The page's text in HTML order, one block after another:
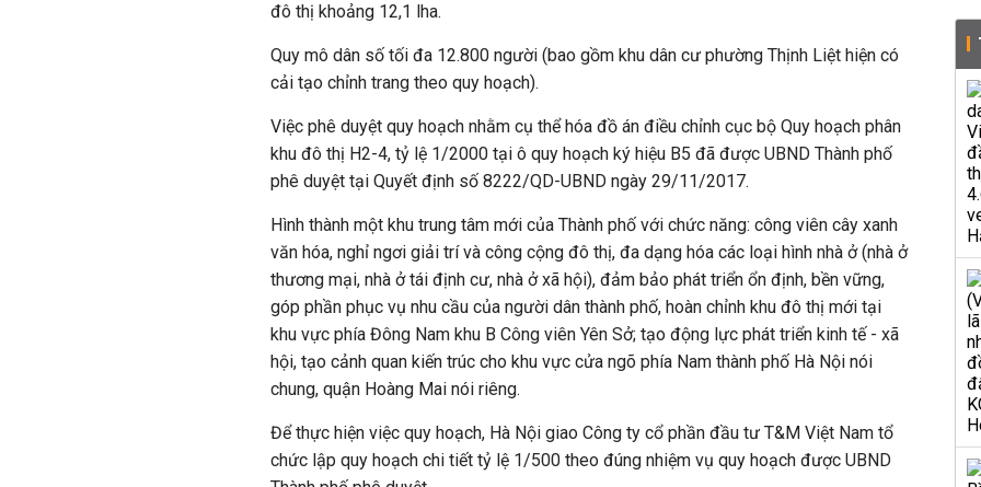
đô thị khoảng 12,1 lha.
Quy mô dân số tối đa 12.800 người (bao gồm khu dân cư phường Thịnh Liệt hiện có
cải tạo chỉnh trang theo quy hoạch).
Việc phê duyệt quy hoạch nhằm cụ thể hóa đồ án điều chỉnh cục bộ Quy hoạch phân
khu đô thị H2-4, tỷ lệ 1/2000 tại ô quy hoạch ký hiệu B5 đã được UBND Thành phố
phê duyệt tại Quyết định số 8222/QD-UBND ngày 29/11/2017.
Hình thành một khu trung tâm mới của Thành phố với chức năng: công viên cây xanh
văn hóa, nghỉ ngơi giải trí và công cộng đô thị, đa dạng hóa các loại hình nhà ở (nhà ở
thương mại, nhà ở tái định cư, nhà ở xã hội), đảm bảo phát triển ổn định, bền vững,
góp phần phục vụ nhu cầu của người dân thành phố, hoàn chỉnh khu đô thị mới tại
khu vực phía Đông Nam khu B Công viên Yên Sở; tạo động lực phát triển kinh tế - xã
hội, tạo cảnh quan kiến trúc cho khu vực cửa ngõ phía Nam thành phố Hà Nội nói
chung, quận Hoàng Mai nói riêng.
Để thực hiện việc quy hoạch, Hà Nội giao Công ty cổ phần đầu tư T&M Việt Nam tổ
chức lập quy hoạch chi tiết tỷ lệ 1/500 theo đúng nhiệm vụ quy hoạch được UBND